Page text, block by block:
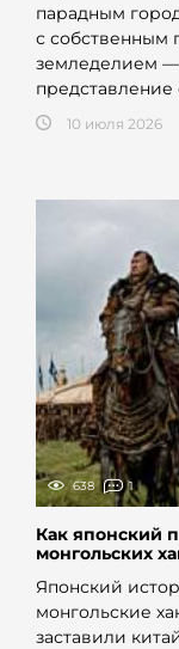
парадным
с собственным
земледелием —
10 июля 2026
638 1
Как японский
монгольских
Японский
монгольские
заставили